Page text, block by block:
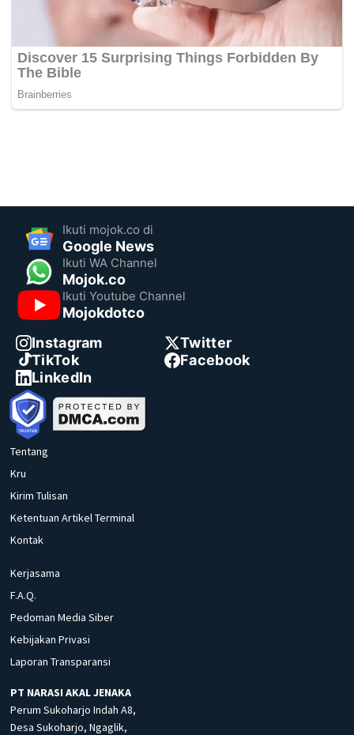
Ikuti mojok.co di
Google News
Ikuti WA Channel
Mojok.co
Ikuti Youtube Channel
Mojokdotco
Instagram
Twitter
TikTok
Facebook
LinkedIn
Tentang
Kru
Kirim Tulisan
Ketentuan Artikel Terminal
Kontak
Kerjasama
F.A.Q.
Pedoman Media Siber
Kebijakan Privasi
Laporan Transparansi
PT NARASI AKAL JENAKA
Perum Sukoharjo Indah A8,
Desa Sukoharjo, Ngaglik,